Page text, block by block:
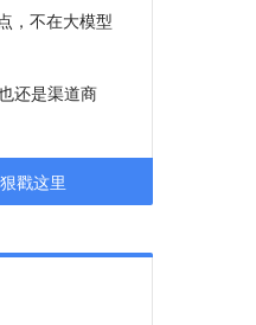
，不在大模型
还是渠道商
戳这里